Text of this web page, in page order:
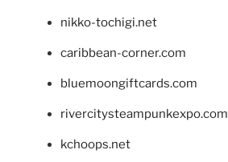
nikko-tochigi.net
caribbean-corner.com
bluemoongiftcards.com
rivercitysteampunkexpo.com
kchoops.net